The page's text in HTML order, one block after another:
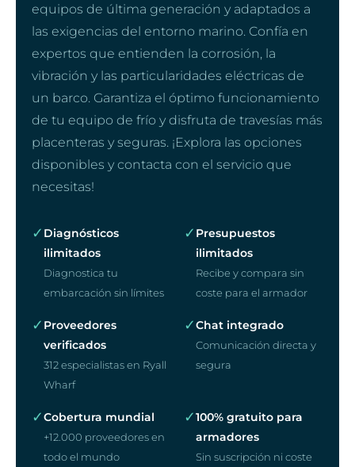
equipos de última generación y adaptados a
las exigencias del entorno marino. Confía en
expertos que entienden la corrosión, la
vibración y las particularidades eléctricas de
un barco. Garantiza el óptimo funcionamiento
de tu equipo de frío y disfruta de travesías más
placenteras y seguras. ¡Explora las opciones
disponibles y contacta con el servicio que
necesitas!
✓ Diagnósticos
ilimitados
Diagnostica tu
embarcación sin límites
✓ Presupuestos
ilimitados
Recibe y compara sin
coste para el armador
✓ Proveedores
verificados
312 especialistas en Ryall
Wharf
✓Chat integrado
Comunicación directa y
segura
✓Cobertura mundial
+12.000 proveedores en
todo el mundo
✓100% gratuito para
armadores
Sin suscripción ni coste